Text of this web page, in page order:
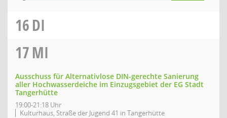
16DI
17MI
Ausschuss für Alternativlose DIN-gerechte Sanierung
aller Hochwasserdeiche im Einzugsgebiet der EG Stadt
Tangerhütte
19:00-21:18 Uhr
Kulturhaus, Straße der Jugend 41 in Tangerhütte